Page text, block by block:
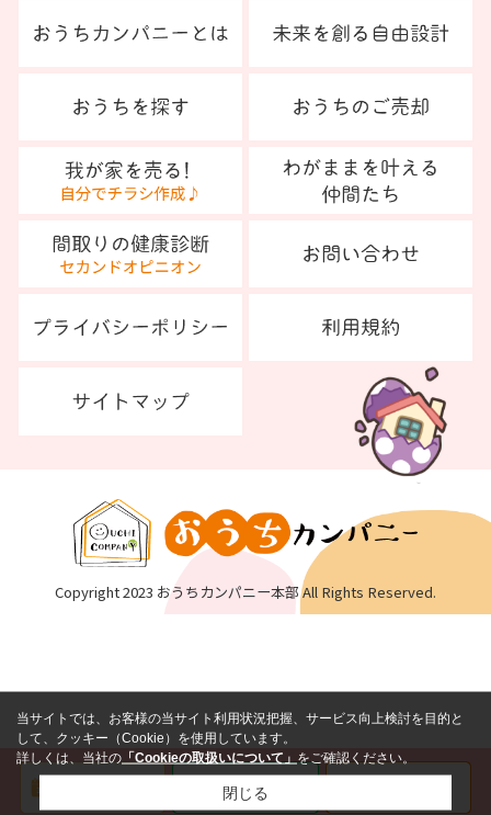
Copyright 2023 おうちカンパニー本部 All Rights Reserved.
当サイトでは、お客様の当サイト利用状況把握、サービス向上検討を目的と
して、クッキー（Cookie）を使用しています。
詳しくは、当社の 「Cookieの取扱いについて」をご確認ください。
閉じる